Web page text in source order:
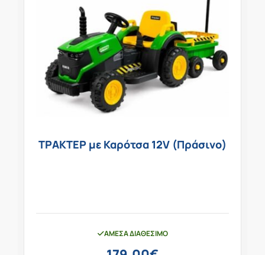
ΤΡΑΚΤΕΡ με Καρότσα 12V (Πράσινο)
ΆΜΕΣΑ ΔΙΑΘΈΣΙΜΟ